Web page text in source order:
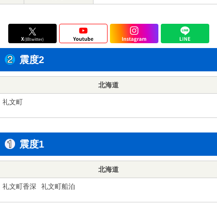
震度2
北海道
礼文町
震度1
北海道
礼文町香深 礼文町船泊